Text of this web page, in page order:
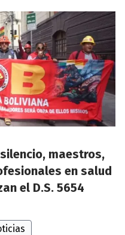
maestros,
en salud
el D.S. 5654